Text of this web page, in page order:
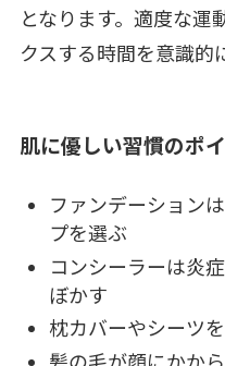
となります。適度な運
クスする時間を意識的
肌に優しい習慣のポ
ファンデーション
プを選ぶ
コンシーラーは炎
ぼかす
枕カバーやシーツ